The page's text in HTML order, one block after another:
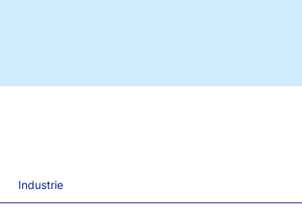
Industrie